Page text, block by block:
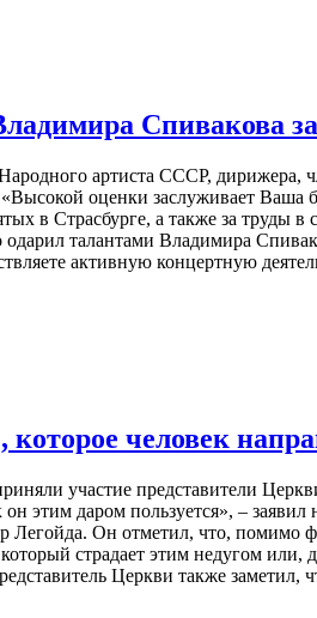
Спивакова
артиста СССР, дирижера,
оценки заслуживает Ваша
в Страсбурге, а также за труды
талантами Владимира
активную концертную
человек
участие представители
этим даром пользуется», –
Он отметил, что, помимо
страдает этим недугом
Церкви также